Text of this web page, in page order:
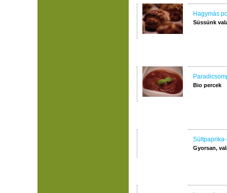
Hagymás
Süssünk
Bio percek
Gyorsan,